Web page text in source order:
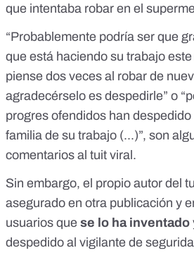
que intentaba robar en el
“Probablemente podría ser que
que está haciendo su trabajo
piense dos veces al robar de
agradecérselo es despedirle” o “
progres ofendidos han despedido
familia de su trabajo (...)”, son
comentarios al tuit viral.
Sin embargo, el propio autor del
asegurado en otra publicación y
usuarios que se lo ha inventado
despedido al vigilante de